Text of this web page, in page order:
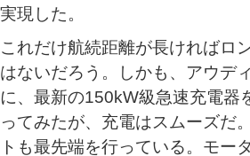
実現した。
これだけ航続距離が長ければロ
はないだろう。しかも、アウデ
に、最新の150kW級急速充電器
ってみたが、充電はスムーズだ
トも最先端を行っている。モー